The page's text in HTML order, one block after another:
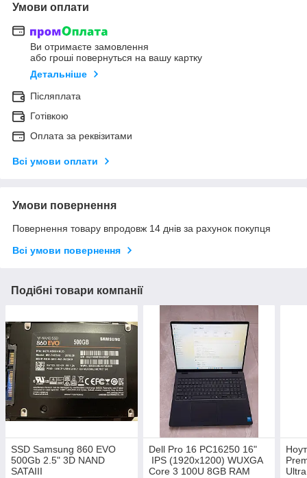
Умови оплати
Ви отримаєте замовлення
або гроші повернуться на вашу картку
Детальніше
Післяплата
Готівкою
Оплата за реквізитами
Всі умови оплати
Умови повернення
Повернення товару впродовж 14 днів за рахунок покупця
Всі умови повернення
Подібні товари компанії
SSD Samsung 860 EVO
500Gb 2.5" 3D NAND
SATAIII
Dell Pro 16 PC16250 16"
IPS (1920x1200) WUXGA
Core 3 100U 8GB RAM